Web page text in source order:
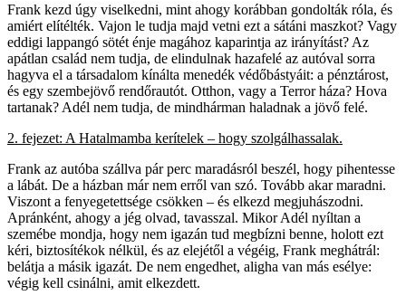
Frank kezd úgy viselkedni, mint ahogy korábban gondolták róla, és
amiért elítélték. Vajon le tudja majd vetni ezt a sátáni maszkot? Vagy
eddigi lappangó sötét énje magához kaparintja az irányítást? Az
apátlan család nem tudja, de elindulnak hazafelé az autóval sorra
hagyva el a társadalom kínálta menedék védőbástyáit: a pénztárost,
és egy szembejövő rendőrautót. Otthon, vagy a Terror háza? Hova
tartanak? Adél nem tudja, de mindhárman haladnak a jövő felé.
2. fejezet: A Hatalmamba kerítelek – hogy szolgálhassalak.
Frank az autóba szállva pár perc maradásról beszél, hogy pihentesse
a lábát. De a házban már nem erről van szó. Tovább akar maradni.
Viszont a fenyegetettsége csökken – és elkezd megjuhászodni.
Apránként, ahogy a jég olvad, tavasszal. Mikor Adél nyíltan a
szemébe mondja, hogy nem igazán tud megbízni benne, holott ezt
kéri, biztosítékok nélkül, és az elejétől a végéig, Frank meghátrál:
belátja a másik igazát. De nem engedhet, aligha van más esélye:
végig kell csinálni, amit elkezdett.